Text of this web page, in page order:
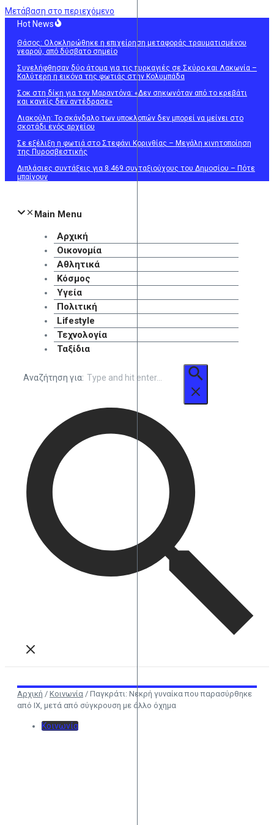
Μετάβαση στο περιεχόμενο
Hot News
Θάσος: Ολοκληρώθηκε η επιχείρηση μεταφοράς τραυματισμένου
νεαρού, από δύσβατο σημείο
Συνελήφθησαν δύο άτομα για τις πυρκαγιές σε Σκύρο και Λακωνία –
Καλύτερη η εικόνα της φωτιάς στην Κολυμπάδα
Σοκ στη δίκη για τον Μαραντόνα: «Δεν σηκωνόταν από το κρεβάτι
και κανείς δεν αντέδρασε»
Λιακούλη: Το σκάνδαλο των υποκλοπών δεν μπορεί να μείνει στο
σκοτάδι ενός αρχείου
Σε εξέλιξη η φωτιά στο Στεφάνι Κορινθίας – Μεγάλη κινητοποίηση
της Πυροσβεστικής
Διπλάσιες συντάξεις για 8.469 συνταξιούχους του Δημοσίου – Πότε
μπαίνουν
Main Menu
Αρχική
Οικονομία
Αθλητικά
Κόσμος
Υγεία
Πολιτική
Lifestyle
Τεχνολογία
Ταξίδια
Αναζήτηση για:
Αρχική / Κοινωνία / Παγκράτι: Νεκρή γυναίκα που παρασύρθηκε
από ΙΧ, μετά από σύγκρουση με άλλο όχημα
Κοινωνία